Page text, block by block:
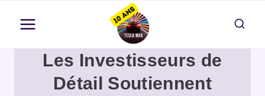
contenuLes Investisseurs de
Détail Soutiennent